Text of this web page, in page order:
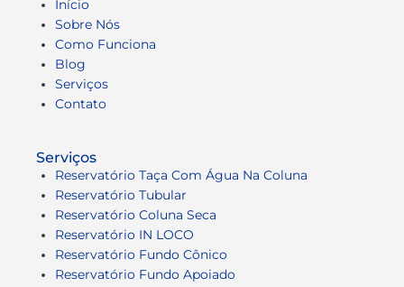
Início
Sobre Nós
Como Funciona
Blog
Serviços
Contato
Serviços
Reservatório Taça Com Água Na Coluna
Reservatório Tubular
Reservatório Coluna Seca
Reservatório IN LOCO
Reservatório Fundo Cônico
Reservatório Fundo Apoiado